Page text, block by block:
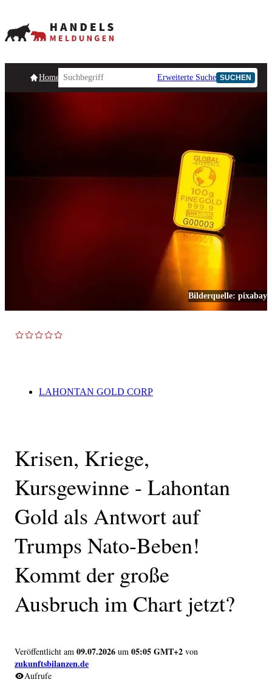
HomepageHandelsmeldungen Ad-Hoc-Meldungen
Erweiterte Suche SUCHEN
Bilderquelle: pixabay
LAHONTAN GOLD CORP
Krisen, Kriege,
Kursgewinne - Lahontan
Gold als Antwort auf
Trumps Nato-Beben!
Kommt der große
Ausbruch im Chart jetzt?
Veröffentlicht am 09.07.2026 um 05:05 GMT+2 von
zukunftsbilanzen.de
Aufrufe